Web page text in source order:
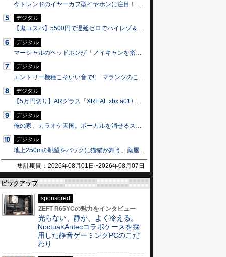
今トレンドのイヤーカフ型イヤホンに注目！ 「HUAWEI FreeClip 2 S」のエレガントな魅力に接近
デジタル
【鬼コスパ】5500円で遅延ゼロでハイレゾ＆ノイキャンの有線イヤホン「HP-NE30C」を実際に着けてみたけど有能すぎた
デジタル
マーシャルのヘッドホンが「ノイキャンを搭載」した結果、俺史上最強の愛機になってしまいました…。
デジタル
エントリー機種こそいい音で!! マランツのこだわりが詰まった新製品「CD 70」と「MODEL 70」発売
デジタル
【5万円切り】ARグラス「XREAL xbx a01+」を実際に試して分かった高いモデルとの違い
デジタル
俺の家、カラオケ天国。ボーカルを消せるスピーカーと高音質マイクが楽しすぎて、家で永久に歌ってます
デジタル
地上250mの眺望をバックに猫猫が舞う、薬屋のひとりごと×東京シティビューのコラボイベント
集計期間：2026年08月01日~2026年08月07日
ピックアップ
sponsored
ZEFT R65YCの魅力をインタビュー
光らない、静か、よく冷える。
Noctua×Antecコラボケースを採
用した静音ゲーミングPCのこだ
わり